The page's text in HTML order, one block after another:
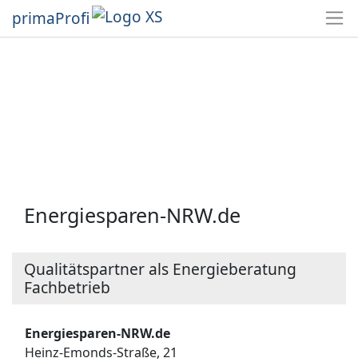
primaProfi
Energiesparen-NRW.de
Qualitätspartner als Energieberatung
Fachbetrieb
Energiesparen-NRW.de
Heinz-Emonds-Straße, 21